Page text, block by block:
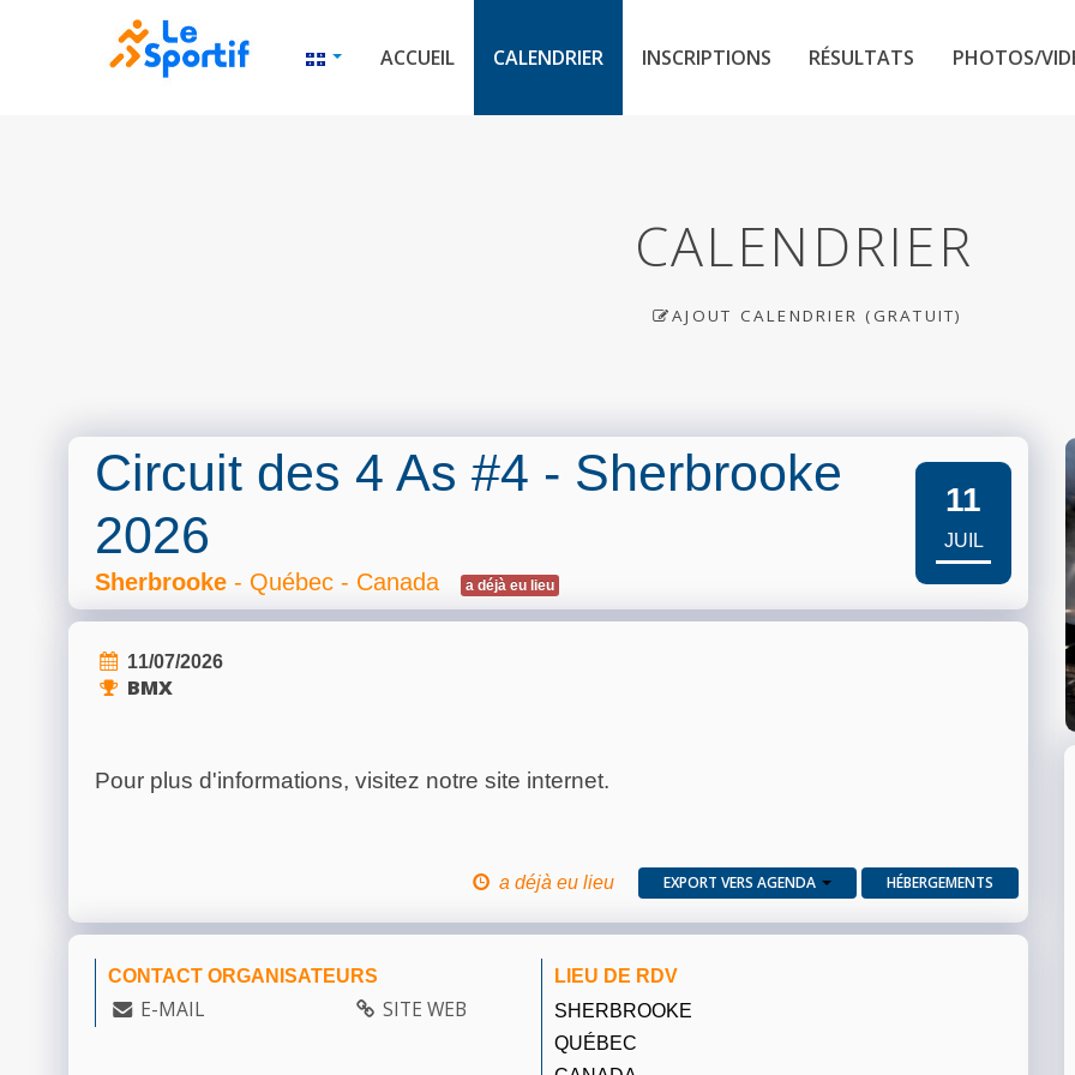
ACCUEIL CALENDRIER INSCRIPTIONS RÉSULTATS PHOTOS/
CALENDRIER
AJOUT CALENDRIER (GRATUIT)
Circuit des 4 As #4 - Sherbrooke
2026
Sherbrooke - Québec - Canada a déjà eu lieu
11
JUIL
11/07/2026
BMX
Pour plus d'informations, visitez notre site internet.
a déjà eu lieu EXPORT VERS AGENDA HÉBERGEMENTS
CONTACT ORGANISATEURS
E-MAIL SITE WEB
LIEU DE RDV
SHERBROOKE
QUÉBEC